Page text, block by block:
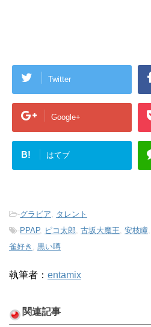
Twitter
Google+
B! はてブ
-グラビア
タレント
-PPAP, ピコ太郎 古坂大魔王 安枝瞳
雀好き
黒い噂
執筆者： entamix
関連記事